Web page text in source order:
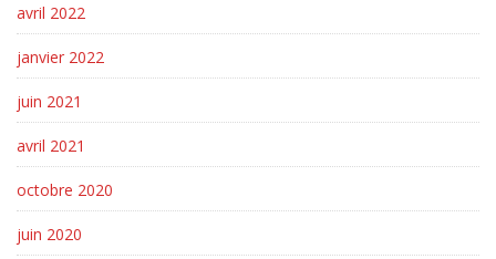
avril 2022
janvier 2022
juin 2021
avril 2021
octobre 2020
juin 2020